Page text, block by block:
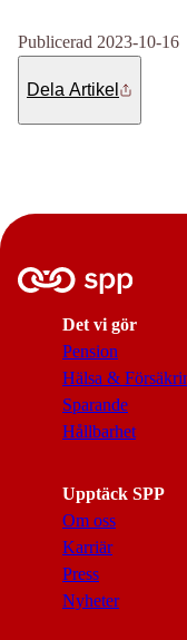
Publicerad 2023-10-16
Dela Artikel
Det vi gör
Pension
Hälsa &
Sparande
Hållbarhet
Upptäck SPP
Om oss
Karriär
Press
Nyheter